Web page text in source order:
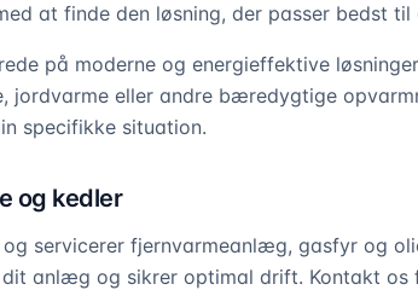
at finde den løsning, der passer bedst til
på moderne og energieffektive
jordvarme eller andre bæredygtige
specifikke situation.
og kedler
servicerer fjernvarmeanlæg, gasfyr og
anlæg og sikrer optimal drift. Kontakt os